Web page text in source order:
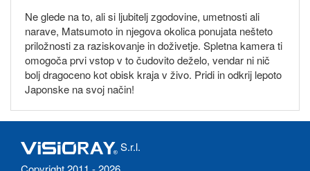
Ne glede na to, ali si ljubitelj zgodovine, umetnosti ali
narave, Matsumoto in njegova okolica ponujata nešteto
priložnosti za raziskovanje in doživetje. Spletna kamera ti
omogoča prvi vstop v to čudovito deželo, vendar ni nič
bolj dragoceno kot obisk kraja v živo. Pridi in odkrij lepoto
Japonske na svoj način!
S.r.l.